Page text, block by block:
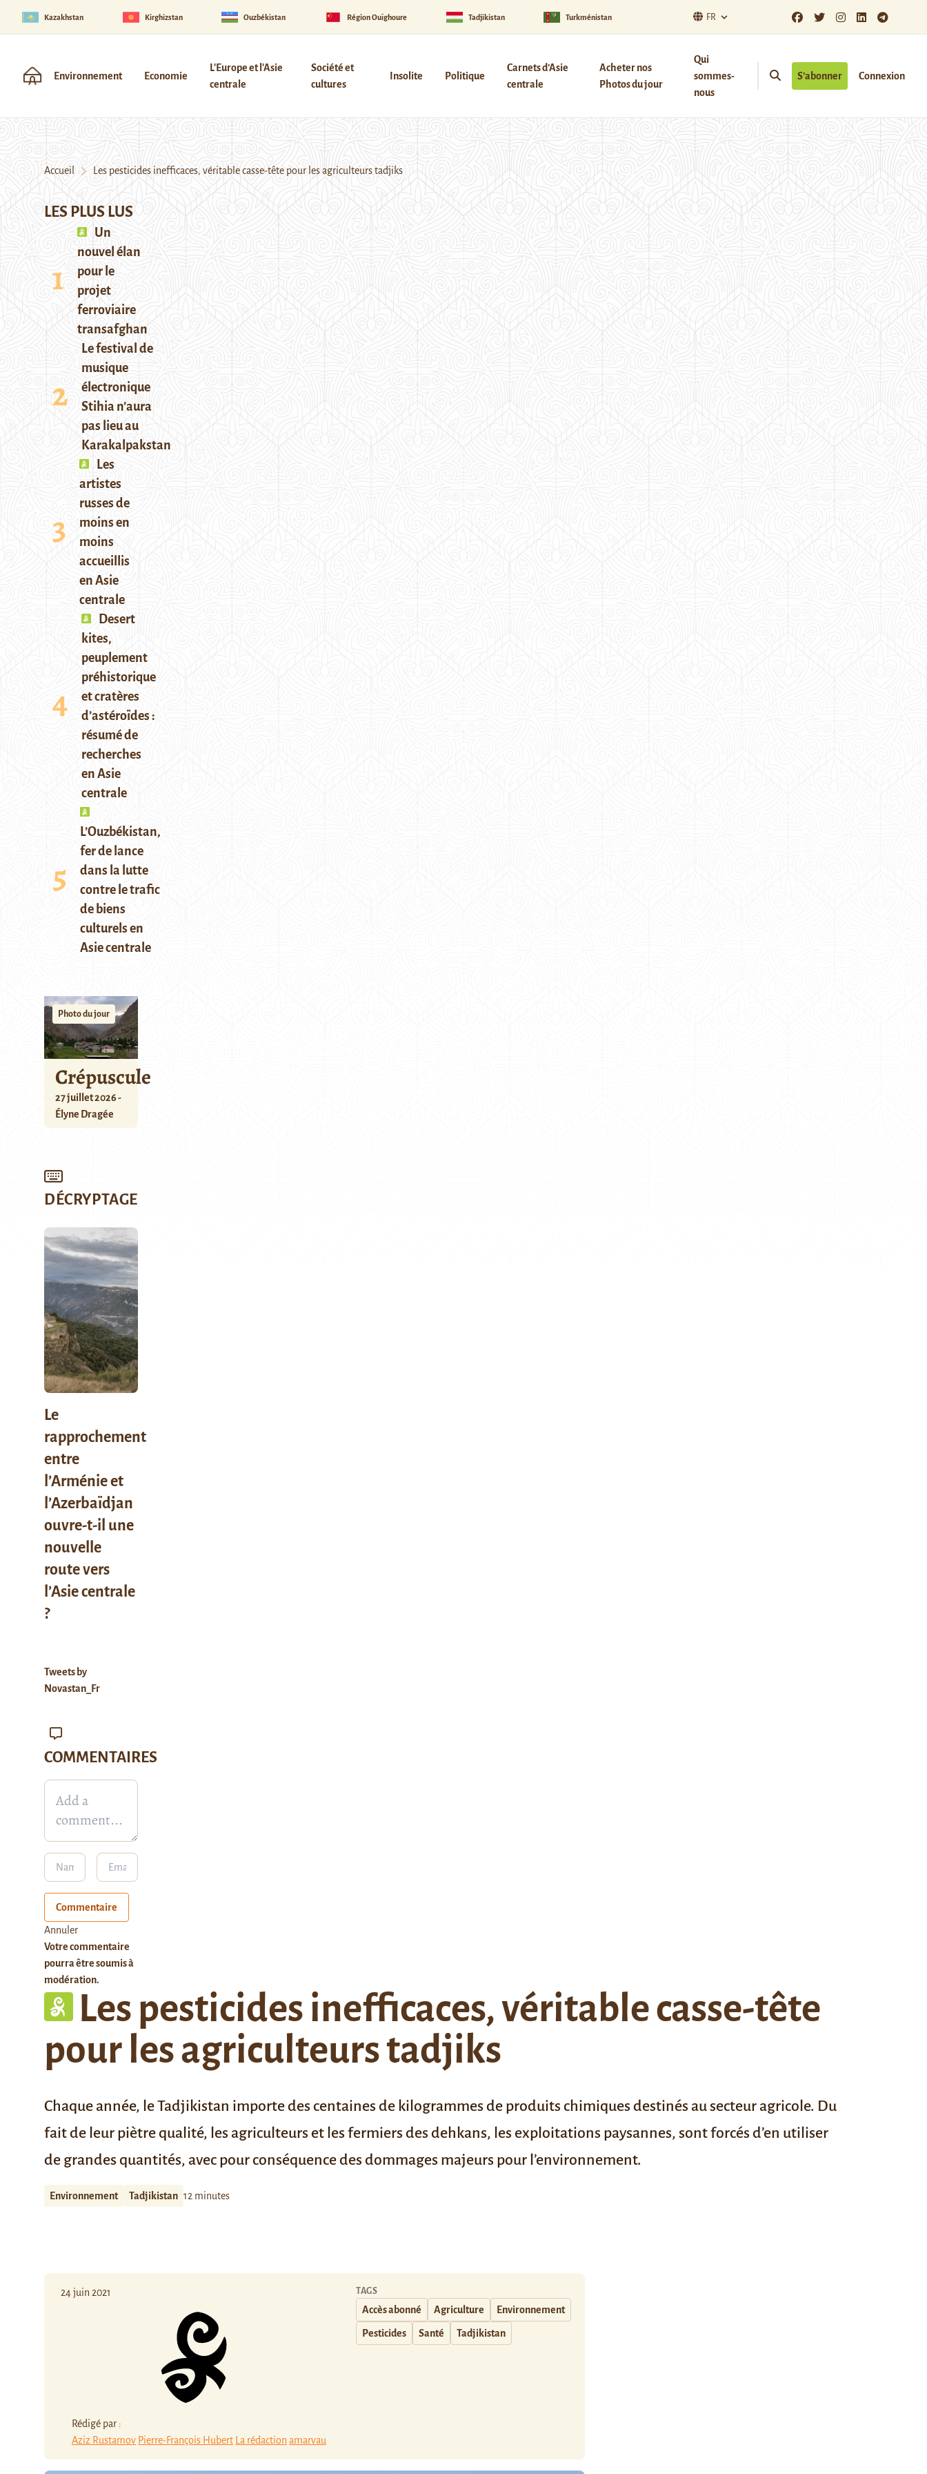
Kazakhstan Kirghizstan Ouzbékistan Région Ouïghoure Tadjikistan Turkménistan FR
Environnement Economie
L'Europe et l'Asie
centrale
Société et
cultures
Insolite Politique
Carnets d’Asie
centrale
Acheter nos
Photos du jour
Qui
sommes-
nous
S’abonner Connexion
Accueil Les pesticides inefficaces, véritable casse-tête pour les agriculteurs tadjiks
Les pesticides inefficaces, véritable casse-tête
pour les agriculteurs tadjiks
Chaque année, le Tadjikistan importe des centaines de kilogrammes de produits chimiques destinés au secteur agricole. Du
fait de leur piètre qualité, les agriculteurs et les fermiers des dehkans, les exploitations paysannes, sont forcés d’en utiliser
de grandes quantités, avec pour conséquence des dommages majeurs pour l’environnement.
Environnement Tadjikistan 12 minutes
24 juin 2021
Rédigé par :
Aziz Rustamov Pierre-François Hubert La rédaction amarvau
TAGS
Accès abonné Agriculture Environnement
Pesticides Santé Tadjikistan
LES PLUS LUS
Un
nouvel élan
pour le
projet
ferroviaire
transafghan
Le festival de
musique
électronique
Stihia n’aura
pas lieu au
Karakalpakstan
Les
artistes
russes de
moins en
moins
accueillis
en Asie
centrale
Desert
kites,
peuplement
préhistorique
et cratères
d’astéroïdes :
résumé de
recherches
en Asie
centrale
L’Ouzbékistan,
fer de lance
dans la lutte
contre le trafic
de biens
culturels en
Asie centrale
Photo du jour
Crépuscule
27 juillet 2026 -
Élyne Dragée
DÉCRYPTAGE
Le
rapprochement
entre
l’Arménie et
l’Azerbaïdjan
ouvre-t-il une
nouvelle
route vers
l’Asie centrale
?
Tweets by
Novastan_Fr
COMMENTAIRES
Commentaire
Annuler
Votre commentaire
pourra être soumis à
modération.